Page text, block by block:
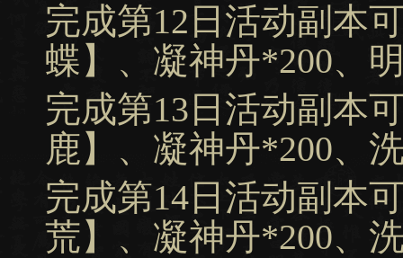
完成第12日活动副本
蝶】、凝神丹*200、
完成第13日活动副本
鹿】、凝神丹*200、
完成第14日活动副本
荒】、凝神丹*200、